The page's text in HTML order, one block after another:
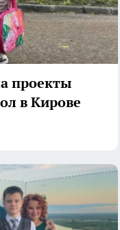
проекты
в Кирове